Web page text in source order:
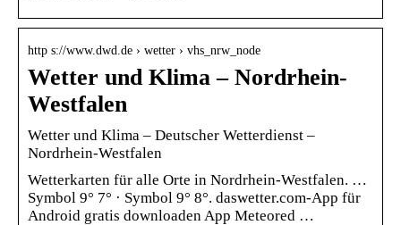
http s://www.dwd.de › wetter › vhs_nrw_node
Wetter und Klima – Nordrhein-
Westfalen
Wetter und Klima – Deutscher Wetterdienst –
Nordrhein-Westfalen
Wetterkarten für alle Orte in Nordrhein-Westfalen. …
Symbol 9° 7° · Symbol 9° 8°. daswetter.com-App für
Android gratis downloaden App Meteored …